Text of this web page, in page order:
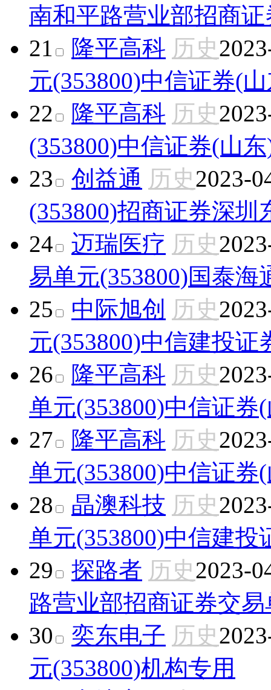
南和平路营业部招商证
21
隆平高科 历史
元(353800)中信证券(
22
隆平高科 历史
(353800)中信证券(山
23
创益通 历史2023-
(353800)招商证券深圳
24
迈瑞医疗 历史
易单元(353800)国泰海
25
中际旭创 历史
元(353800)中信建投证
26
隆平高科 历史
单元(353800)中信证券
27
隆平高科 历史
单元(353800)中信证券
28
晶澳科技 历史
单元(353800)中信建投
29
探路者 历史2023-
路营业部招商证券交易
30
奕东电子 历史
元(353800)机构专用